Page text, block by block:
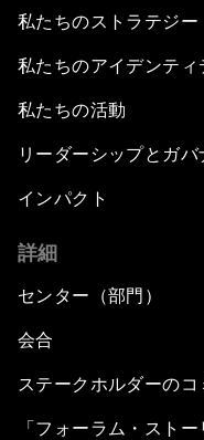
私たちのストラテジー
私たちのアイデンティ
私たちの活動
リーダーシップとガバ
インパクト
詳細
センター（部門）
会合
ステークホルダーのコ
「フォーラム・ストー